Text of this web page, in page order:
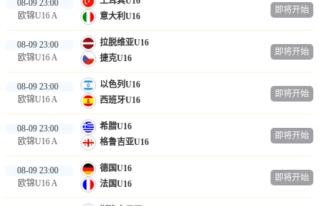
08-09 23:00
欧锦U16 A
意大利U16
即将开始
08-09 23:00
欧锦U16 A
拉脱维亚U16
捷克U16
即将开始
08-09 23:00
欧锦U16 A
以色列U16
西班牙U16
即将开始
08-09 23:00
欧锦U16 A
希腊U16
格鲁吉亚U16
即将开始
08-09 23:00
欧锦U16 A
德国U16
法国U16
即将开始